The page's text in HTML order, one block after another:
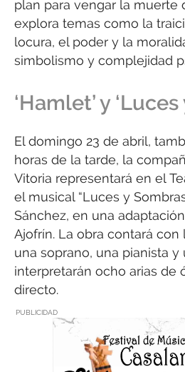
plan para vengar la muerte
explora temas como la
locura, el poder y la
simbolismo y complejidad
‘Hamlet’ y
El domingo 23 de abril,
horas de la tarde, la
Vitoria representará en el
el musical “Luces y
Sánchez, en una
Ajofrín. La obra contará
una soprano, una pianista y
interpretarán ocho arias de
directo.
PUBLICIDAD